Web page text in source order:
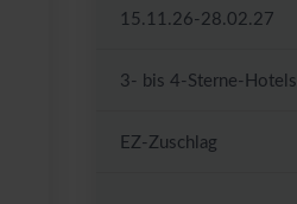
15.11.26-28.02.27
3- bis 4-Sterne-Hotels
EZ-Zuschlag